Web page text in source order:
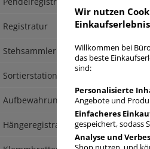
Registratur
Stehsammler
Sortierstationen / Ablagen
Aufbewahrungsbox
Hängeregistratur
Wir nutzen
Willkommen bei
das beste
sind:
Personalisierte
Angebote und
Einfacheres
gespeichert, sodass
Analyse und